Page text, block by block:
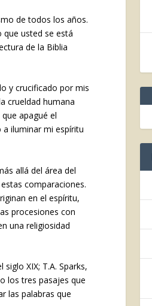
de todos los años.
que usted se está
de la Biblia
y crucificado por mis
crueldad humana
apagué el
iluminar mi espíritu
allá del área del
comparaciones.
en el espíritu,
procesiones con
una religiosidad
XIX; T.A. Sparks,
los tres pasajes que
las palabras que